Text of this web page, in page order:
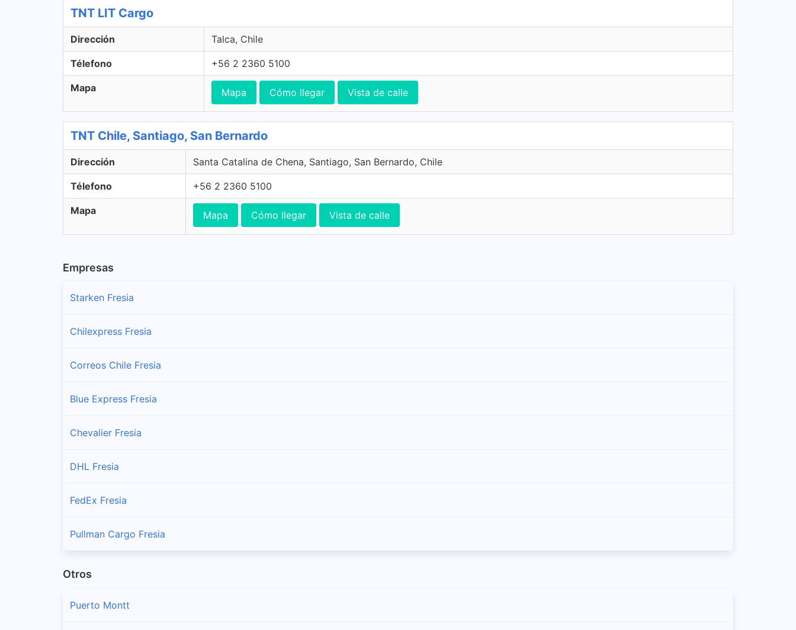
TNT LIT Cargo
Dirección Talca, Chile
Télefono +56 2 2360 5100
Mapa Mapa Cómo llegar Vista de calle
TNT Chile, Santiago, San Bernardo
Dirección Santa Catalina de Chena, Santiago, San Bernardo, Chile
Télefono +56 2 2360 5100
Mapa Mapa Cómo llegar Vista de calle
Empresas
Starken Fresia
Chilexpress Fresia
Correos Chile Fresia
Blue Express Fresia
Chevalier Fresia
DHL Fresia
FedEx Fresia
Pullman Cargo Fresia
Otros
Puerto Montt